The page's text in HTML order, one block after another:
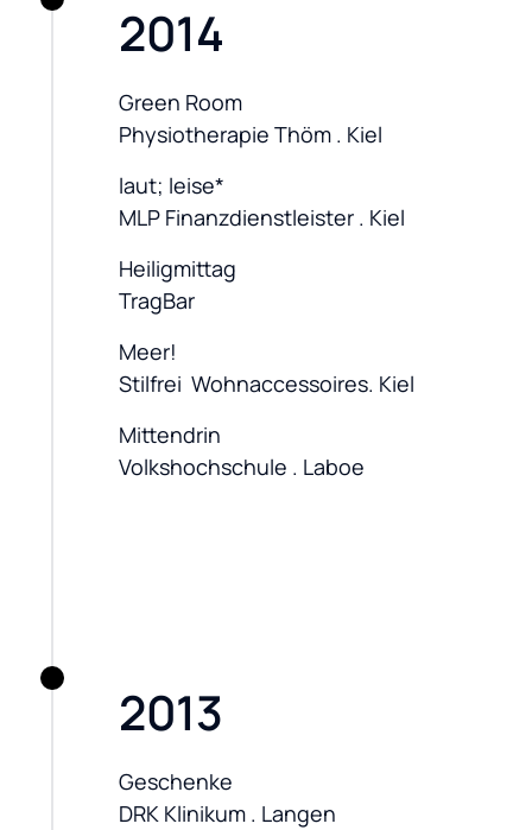
2014
Green Room
Physiotherapie Thöm . Kiel
laut; leise*
MLP Finanzdienstleister . Kiel
Heiligmittag
TragBar
Meer!
Stilfrei  Wohnaccessoires. Kiel
Mittendrin
Volkshochschule . Laboe
2013
Geschenke
DRK Klinikum . Langen